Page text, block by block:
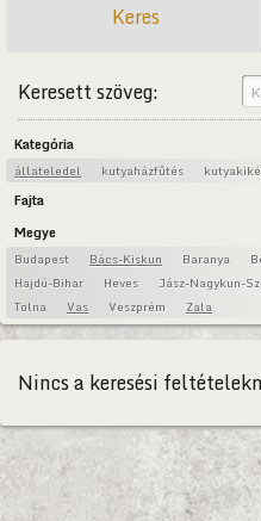
Keres
Keresett szöveg:
Kategória
állateledel kutyaházfűtés
Fajta
Megye
Budapest Bács-Kiskun Baranya
Hajdú-Bihar
Heves Jász-Nagykun-
Tolna
Vas Veszprém Zala
Nincs a keresési